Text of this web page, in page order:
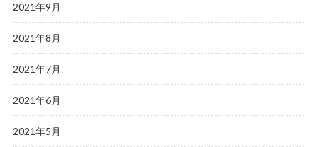
2021年9月
2021年8月
2021年7月
2021年6月
2021年5月